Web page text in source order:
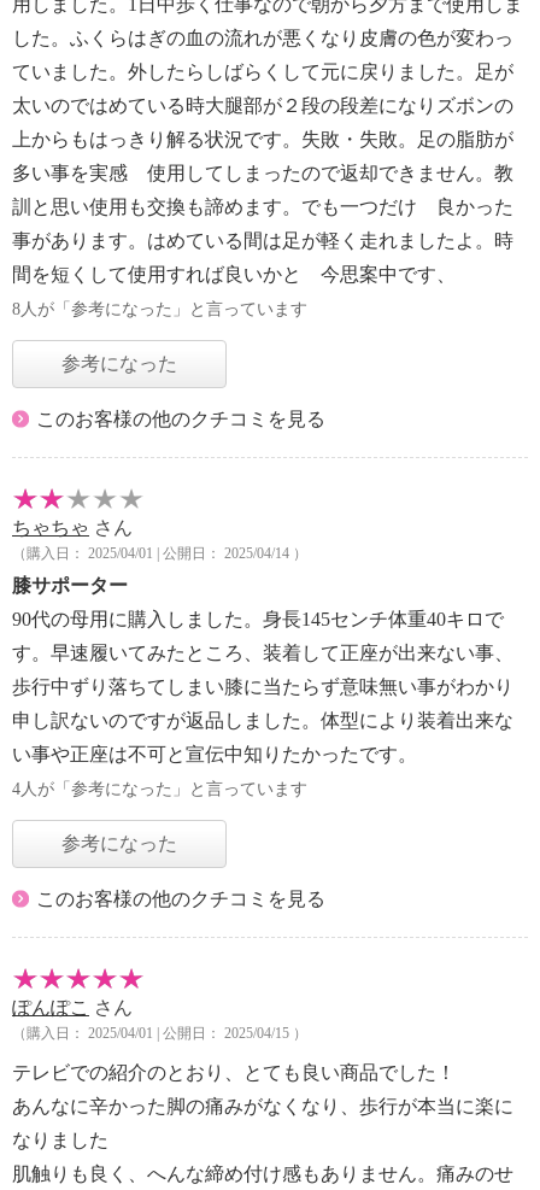
用しました。1日中歩く仕事なので朝から夕方まで使用しま
した。ふくらはぎの血の流れが悪くなり皮膚の色が変わっ
ていました。外したらしばらくして元に戻りました。足が
太いのではめている時大腿部が２段の段差になりズボンの
上からもはっきり解る状況です。失敗・失敗。足の脂肪が
多い事を実感 使用してしまったので返却できません。教
訓と思い使用も交換も諦めます。でも一つだけ 良かった
事があります。はめている間は足が軽く走れましたよ。時
間を短くして使用すれば良いかと 今思案中です、
8人が「参考になった」と言っています
参考になった
このお客様の他のクチコミを見る
ちゃちゃ さん
（購入日： 2025/04/01 | 公開日： 2025/04/14 ）
膝サポーター
90代の母用に購入しました。身長145センチ体重40キロで
す。早速履いてみたところ、装着して正座が出来ない事、
歩行中ずり落ちてしまい膝に当たらず意味無い事がわかり
申し訳ないのですが返品しました。体型により装着出来な
い事や正座は不可と宣伝中知りたかったです。
4人が「参考になった」と言っています
参考になった
このお客様の他のクチコミを見る
ぽんぽこ さん
（購入日： 2025/04/01 | 公開日： 2025/04/15 ）
テレビでの紹介のとおり、とても良い商品でした！
あんなに辛かった脚の痛みがなくなり、歩行が本当に楽に
なりました
肌触りも良く、へんな締め付け感もありません。痛みのせ